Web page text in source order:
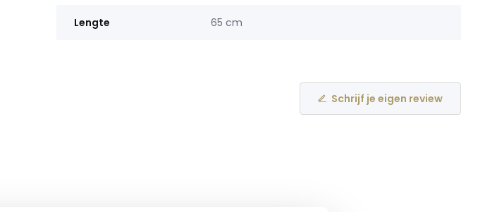
Lengte 65 cm
Schrijf je eigen review